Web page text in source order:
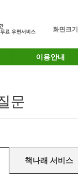
화면크기
이용안내
문
책나래 서비스